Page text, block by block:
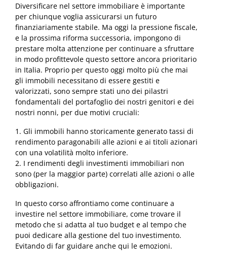
Diversificare nel settore immobiliare è importante
per chiunque voglia assicurarsi un futuro
finanziariamente stabile. Ma oggi la pressione fiscale,
e la prossima riforma successoria, impongono di
prestare molta attenzione per continuare a sfruttare
in modo profittevole questo settore ancora prioritario
in Italia. Proprio per questo oggi molto più che mai
gli immobili necessitano di essere gestiti e
valorizzati, sono sempre stati uno dei pilastri
fondamentali del portafoglio dei nostri genitori e dei
nostri nonni, per due motivi cruciali:
1. Gli immobili hanno storicamente generato tassi di
rendimento paragonabili alle azioni e ai titoli azionari
con una volatilità molto inferiore.
2. I rendimenti degli investimenti immobiliari non
sono (per la maggior parte) correlati alle azioni o alle
obbligazioni.
In questo corso affrontiamo come continuare a
investire nel settore immobiliare, come trovare il
metodo che si adatta al tuo budget e al tempo che
puoi dedicare alla gestione del tuo investimento.
Evitando di far guidare anche qui le emozioni.